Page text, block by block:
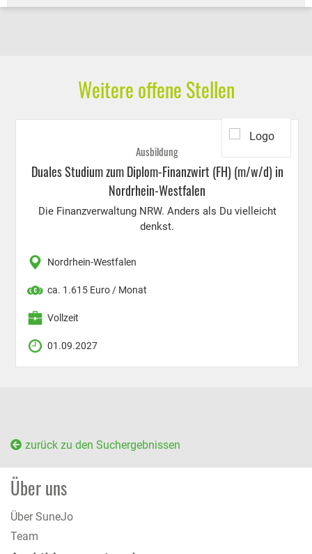
Weitere offene Stellen
Ausbildung
Duales Studium zum Diplom-Finanzwirt (FH) (m/w/d) in
Nordrhein-Westfalen
Die Finanzverwaltung NRW. Anders als Du vielleicht
denkst.
Nordrhein-Westfalen
ca. 1.615 Euro / Monat
Vollzeit
01.09.2027
zurück zu den Suchergebnissen
Über uns
Über SuneJo
Team